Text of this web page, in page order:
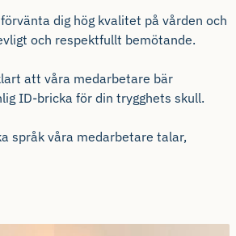
dig hög kvalitet på vården och
och respektfullt bemötande.
att våra medarbetare bär
ID-bricka för din trygghets skull.
språk våra medarbetare talar,